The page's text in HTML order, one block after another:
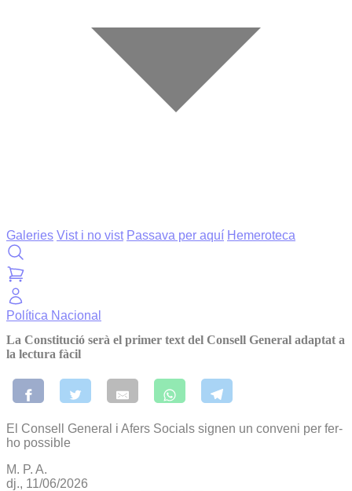
Galeries Vist i no vist Passava per aquí Hemeroteca
Política Nacional
La Constitució serà el primer text del Consell General adaptat a
la lectura fàcil
El Consell General i Afers Socials signen un conveni per fer-
ho possible
M. P. A.
dj., 11/06/2026